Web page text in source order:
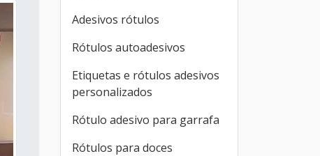
Adesivos rótulos
Rótulos autoadesivos
Etiquetas e rótulos adesivos
personalizados
Rótulo adesivo para garrafa
Rótulos para doces